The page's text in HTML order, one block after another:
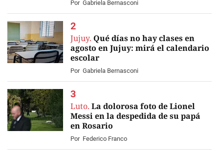
Por Gabriela Bernasconi
Jujuy. Qué días no hay clases en
agosto en Jujuy: mirá el calendario
escolar
Por Gabriela Bernasconi
Luto. La dolorosa foto de Lionel
Messi en la despedida de su papá
en Rosario
Por Federico Franco